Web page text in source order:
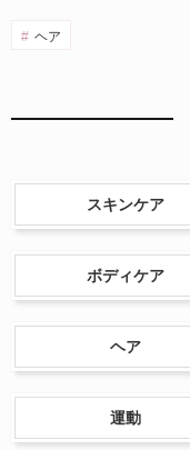
ヘア
スキンケア
ボディケア
ヘア
運動